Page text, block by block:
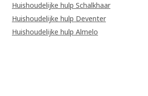
Huishoudelijke hulp Schalkhaar
Huishoudelijke hulp Deventer
Huishoudelijke hulp Almelo